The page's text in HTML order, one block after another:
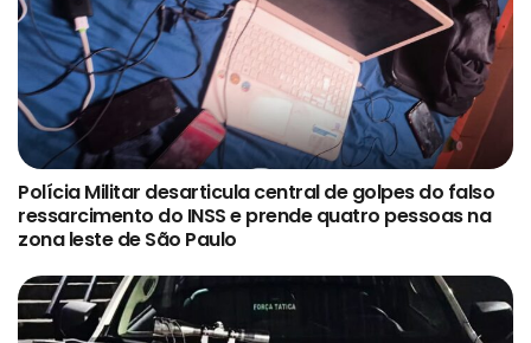
Polícia Militar desarticula central de golpes do falso
ressarcimento do INSS e prende quatro pessoas na
zona leste de São Paulo